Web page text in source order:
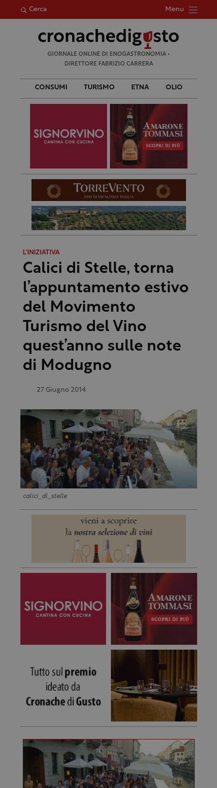
Cerca Menu
per:
GIORNALE ONLINE DI ENOGASTRONOMIA •
DIRETTORE FABRIZIO CARRERA
CONSUMI TURISMO ETNA OLIO
L'INIZIATIVA
Calici di Stelle, torna
l’appuntamento estivo
del Movimento
Turismo del Vino
quest’anno sulle note
di Modugno
27 Giugno 2014
calici_di_stelle